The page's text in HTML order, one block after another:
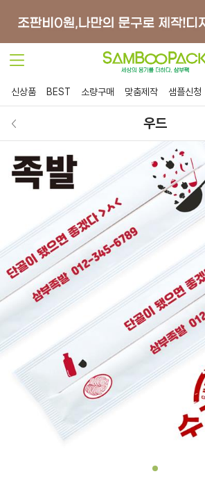
신상품 BEST 소량구매 맞춤제작 샘플신청
우드